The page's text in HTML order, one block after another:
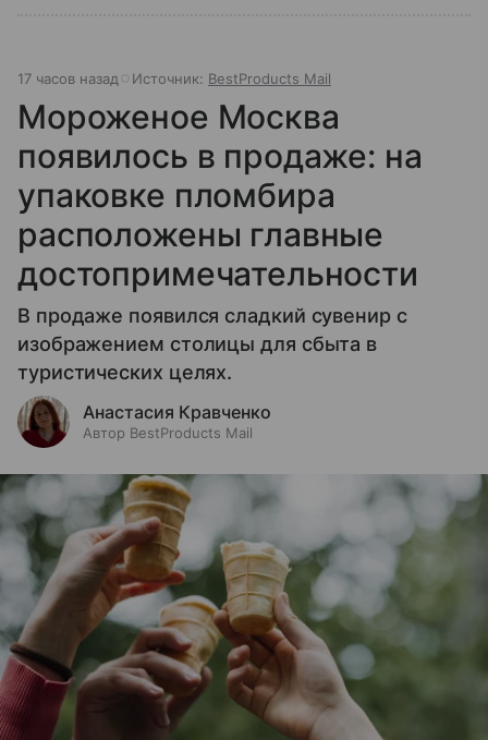
17 часов назад Источник: BestProducts Mail
Мороженое Москва
появилось в продаже: на
упаковке пломбира
расположены главные
достопримечательности
В продаже появился сладкий сувенир с
изображением столицы для сбыта в
туристических целях.
Анастасия Кравченко
Автор BestProducts Mail